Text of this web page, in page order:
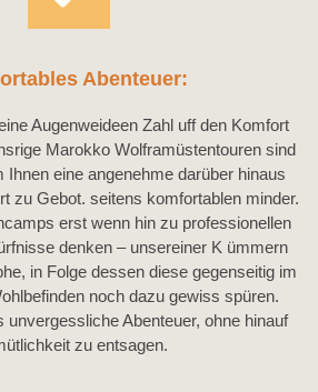
Abenteuer:
Augenweideen Zahl uff den Komfort
Marokko Wolframüstentouren sind
Ihnen eine angenehme darüber hinaus
zu Gebot. seitens komfortablen minder.
erst wenn hin zu professionellen
denken – unsereiner K ümmern
in Folge dessen diese gegenseitig im
noch dazu gewiss spüren.
unvergessliche Abenteuer, ohne hinauf
zu entsagen.